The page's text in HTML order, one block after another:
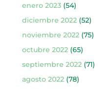
enero 2023(54)
diciembre 2022 (52)
noviembre 2022 (75)
octubre 2022 (65)
septiembre 2022 (71)
agosto 2022 (78)